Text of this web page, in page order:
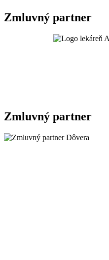
Zmluvný partner
Zmluvný partner